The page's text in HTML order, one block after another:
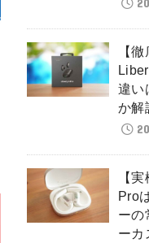
【
違い
か解
【
Pro
ーの
ーカ